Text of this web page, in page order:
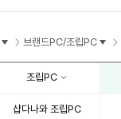
브랜드PC/조립PC
조립PC
샵다나와 조립PC